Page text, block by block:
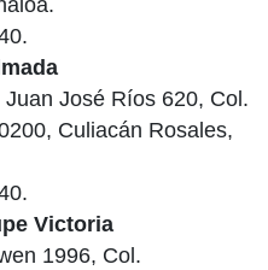
José Ríos 620, Col.
Culiacán Rosales,
Victoria
1996, Col.